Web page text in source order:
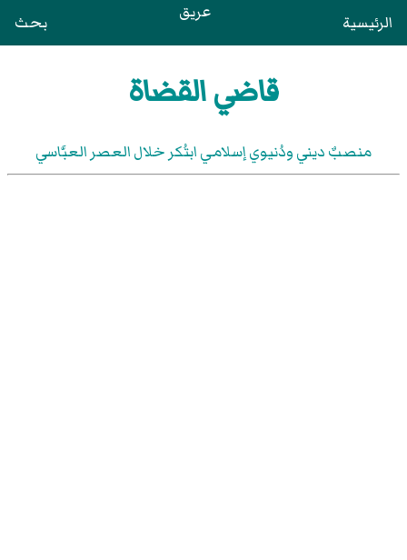
الرئيسية عريق بحث
قاضي القضاة
منصبٌ ديني ودُنيوي إسلامي ابتُكر خلال العصر العبَّاسي